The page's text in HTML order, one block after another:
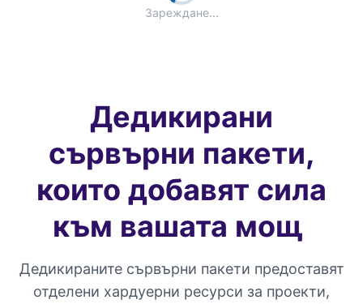
Зареждане...
Дедикирани
сървърни пакети,
които добавят сила
към вашата мощ
Дедикираните сървърни пакети предоставят
отделени хардуерни ресурси за проекти,